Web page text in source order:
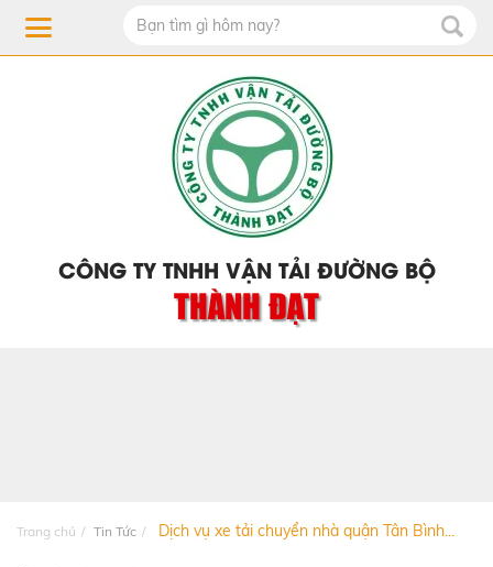
CÔNG TY TNHH VẬN TẢI ĐƯỜNG BỘ
THÀNH ĐẠT
Trang chủ Tin Tức Dịch vụ xe tải chuyển nhà quận Tân Bình...